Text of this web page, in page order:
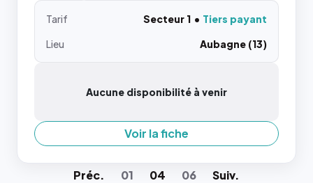
Tarif Secteur 1
Tiers payant
Lieu
Aubagne (13)
Aucune disponibilité à venir
Voir la fiche
Préc. 01 04 06 Suiv.